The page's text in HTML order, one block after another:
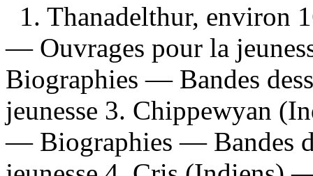
1. Thanadelthur, environ
— Ouvrages pour la
Biographies — Bandes
jeunesse 3. Chippewyan
— Biographies — Bandes